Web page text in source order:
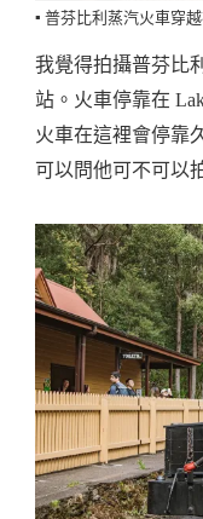
▪️ 普芬比利蒸汽火車穿
我覺得拍攝普芬比
站。火車停靠在
火車在這裡會停靠
可以問他可不可以